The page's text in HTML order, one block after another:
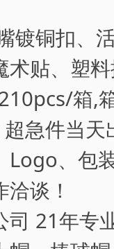
工
：平
镀铜扣、
术贴、塑
箱
超急件当天
Logo、
谈！
司 21年专